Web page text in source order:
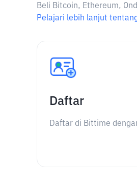
Beli Bitcoin, Ethereum,
Pelajari lebih lanjut
Daftar
Daftar di Bittime